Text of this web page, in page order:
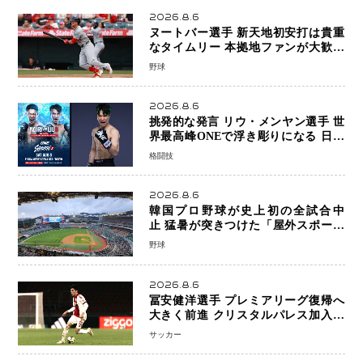
2026.8.6
ヌートバー選手 新天地初安打は貴重
なタイムリー 本拠地ファンが大歓声
笑顔で歓喜
野球
2026.8.6
挑発的な発言 リウ・メンヤン選手 世
界最高峰ONEで浮き彫りになる 日本
キックボクシングが直面する“技術
格闘技
2026.8.6
韓国プロ野球が史上初の全試合中
止 猛暑が突きつけた「屋外スポーツ
の限界」 日本発のドーム型施設時代
野球
2026.8.6
冨安健洋選手 プレミアリーグ復帰へ
大きく前進 クリスタルパレス加入目
前 メディカルチェックも通過
サッカー